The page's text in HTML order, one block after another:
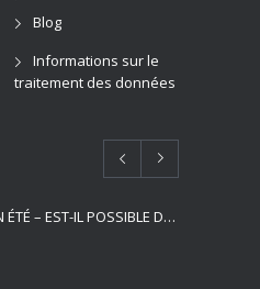
Blog
Informations sur le
traitement des données
GREFFE DE CHEVEUX EN ÉTÉ – EST-IL POSSIBLE DE SE FAIRE GREFFERVOIR DES CHEVEUX EN ÉTÉ ?